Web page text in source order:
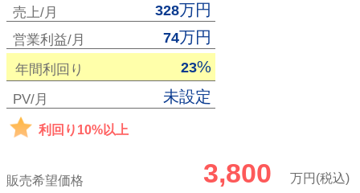
売上/月 328万円
営業利益/月 74万円
年間利回り 23%
PV/月 未設定
利回り10%以上
販売希望価格 3,800 万円(税込)